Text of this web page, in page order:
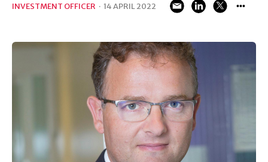
INVESTMENT OFFICER · 14 APRIL 2022